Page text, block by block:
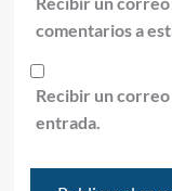
comentarios a
Recibir un
entrada.